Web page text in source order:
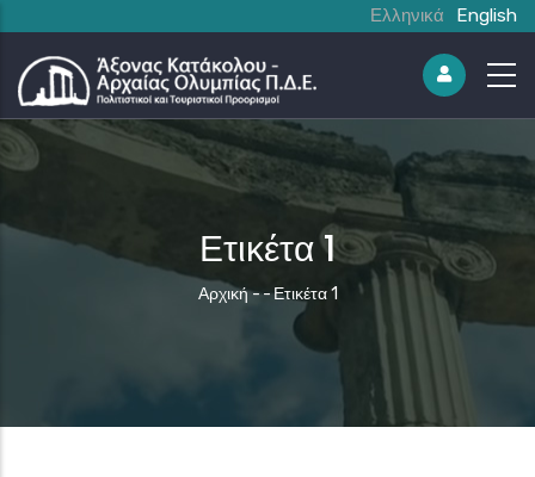
Ελληνικά English
Ετικέτα 1
Breadcrumb
Αρχική--Ετικέτα 1